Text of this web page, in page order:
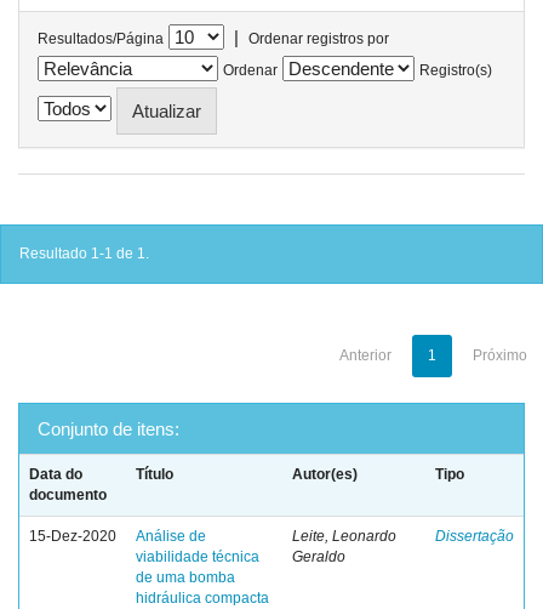
Resultados/Página |
Ordenar registros por
Ordenar
Registro(s)
Resultado 1-1 de 1.
Anterior 1 Próximo
Conjunto de itens:
Data do
documento
Título Autor(es) Tipo
15-Dez-2020
Análise de
viabilidade técnica
de uma bomba
hidráulica compacta
Leite, Leonardo
Geraldo
Dissertação